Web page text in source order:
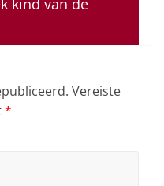
kind van de
Vereiste
*